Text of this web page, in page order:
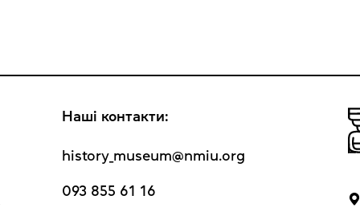
Наші контакти:
history_museum@nmiu.org
093 855 61 16